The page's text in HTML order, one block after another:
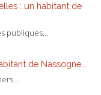
: un habitant de
publiques...
de Nassogne...